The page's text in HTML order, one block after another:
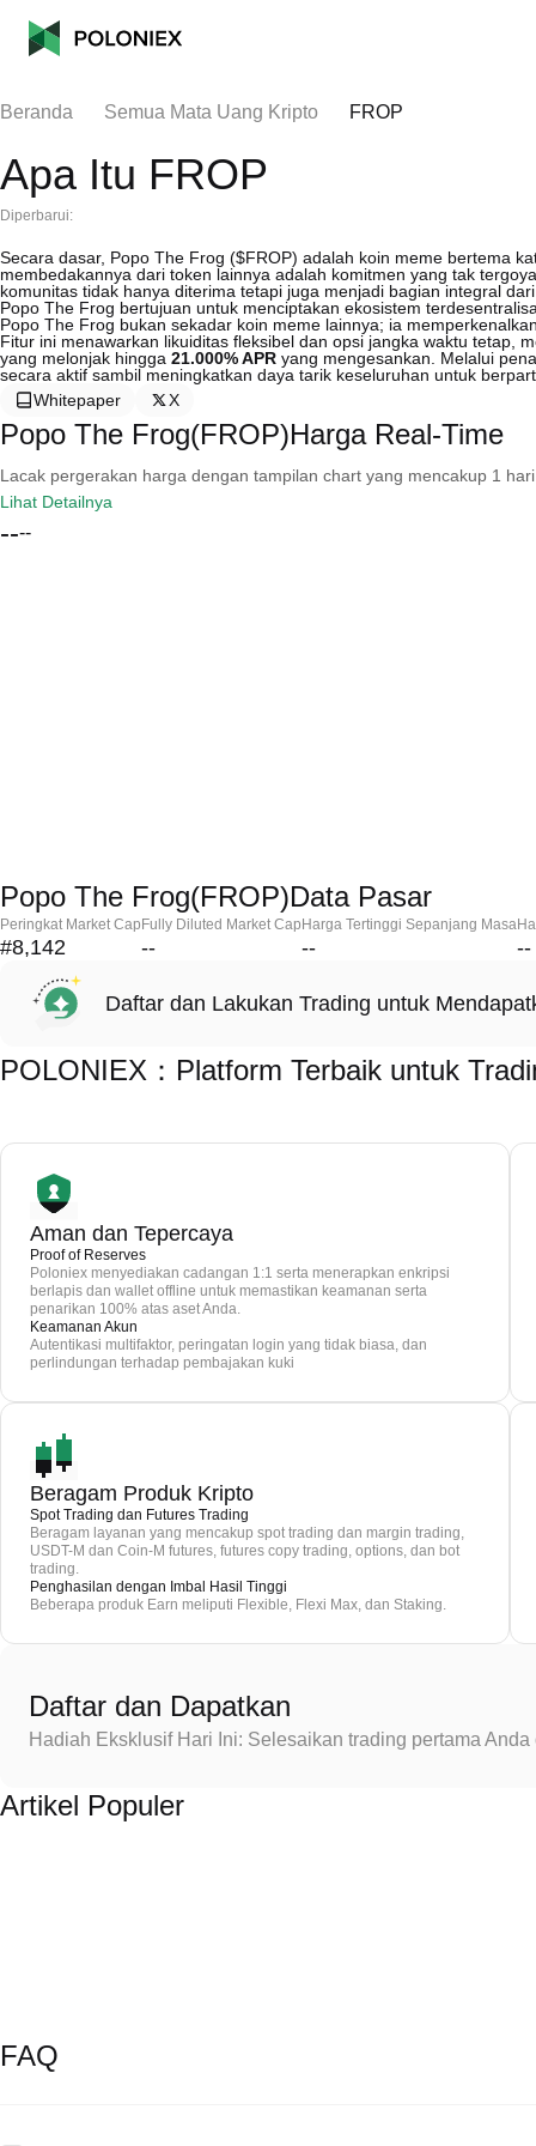
Beranda Semua Mata Uang Kripto FROP
Apa Itu FROP
Diperbarui:
Secara dasar, Popo The Frog ($FROP) adalah koin meme bertema
membedakannya dari token lainnya adalah komitmen yang tak
komunitas tidak hanya diterima tetapi juga menjadi bagian integral
Popo The Frog bertujuan untuk menciptakan ekosistem
Popo The Frog bukan sekadar koin meme lainnya; ia
Fitur ini menawarkan likuiditas fleksibel dan opsi jangka waktu tetap,
yang melonjak hingga 21.000% APR yang mengesankan. Melalui
secara aktif sambil meningkatkan daya tarik keseluruhan untuk
Whitepaper
X
Popo The Frog(FROP)Harga Real-Time
Lacak pergerakan harga dengan tampilan chart yang mencakup 1
Lihat Detailnya
----
Popo The Frog(FROP)Data Pasar
Peringkat Market Cap
#8,142
Fully Diluted Market Cap
--
Harga Tertinggi Sepanjang Masa
-- --
Daftar dan Lakukan Trading untuk
POLONIEX：Platform Terbaik untuk
Aman dan Tepercaya
Proof of Reserves
Poloniex menyediakan cadangan 1:1 serta menerapkan enkripsi
berlapis dan wallet offline untuk memastikan keamanan serta
penarikan 100% atas aset Anda.
Keamanan Akun
Autentikasi multifaktor, peringatan login yang tidak biasa, dan
perlindungan terhadap pembajakan kuki
Beragam Produk Kripto
Spot Trading dan Futures Trading
Beragam layanan yang mencakup spot trading dan margin trading,
USDT-M dan Coin-M futures, futures copy trading, options, dan bot
trading.
Penghasilan dengan Imbal Hasil Tinggi
Beberapa produk Earn meliputi Flexible, Flexi Max, dan Staking.
Daftar dan Dapatkan
Hadiah Eksklusif Hari Ini: Selesaikan trading pertama
Artikel Populer
FAQ